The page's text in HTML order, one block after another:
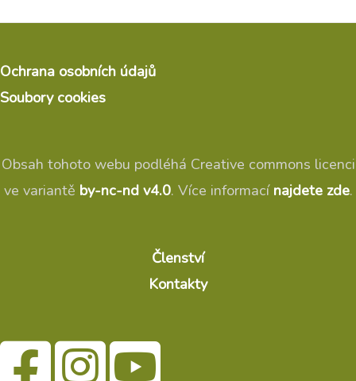
Ochrana osobních údajů
Soubory cookies
Obsah tohoto webu podléhá Creative commons licenci
ve variantě by-nc-nd v4.0. Více informací najdete zde.
Členství
Kontakty